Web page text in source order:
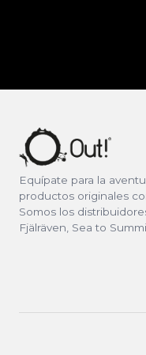
Equípate para la
productos originales
Somos los
Fjälräven, Sea to